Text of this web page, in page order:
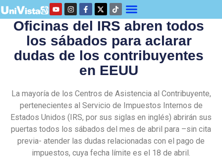
Oficinas del IRS abren todos
los sábados para aclarar
dudas de los contribuyentes
en EEUU
La mayoría de los Centros de Asistencia al Contribuyente,
pertenecientes al Servicio de Impuestos Internos de
Estados Unidos (IRS, por sus siglas en inglés) abrirán sus
puertas todos los sábados del mes de abril para –sin cita
previa- atender las dudas relacionadas con el pago de
impuestos, cuya fecha límite es el 18 de abril.